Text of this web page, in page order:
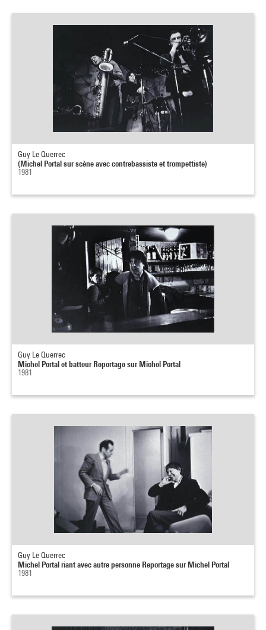
Guy Le Querrec
(Michel Portal sur scène avec contrebassiste et trompettiste)
1981
Guy Le Querrec
Michel Portal et batteur Reportage sur Michel Portal
1981
Guy Le Querrec
Michel Portal riant avec autre personne Reportage sur Michel Portal
1981